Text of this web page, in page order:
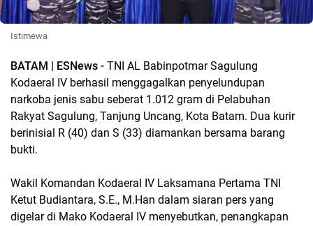
Istimewa
BATAM | ESNews - TNI AL Babinpotmar Sagulung
Kodaeral IV berhasil menggagalkan penyelundupan
narkoba jenis sabu seberat 1.012 gram di Pelabuhan
Rakyat Sagulung, Tanjung Uncang, Kota Batam. Dua kurir
berinisial R (40) dan S (33) diamankan bersama barang
bukti.
Wakil Komandan Kodaeral IV Laksamana Pertama TNI
Ketut Budiantara, S.E., M.Han dalam siaran pers yang
digelar di Mako Kodaeral IV menyebutkan, penangkapan